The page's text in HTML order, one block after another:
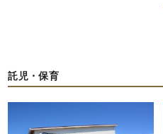
託児・保育